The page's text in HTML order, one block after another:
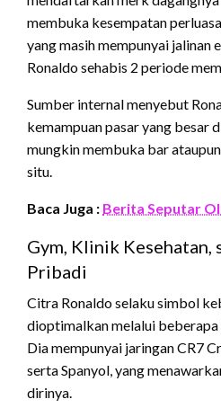
membuka kesempatan
yang masih mempunyai jalinan
Ronaldo sehabis 2 periode
Sumber internal menyebut
kemampuan pasar yang besar
mungkin membuka bar
situ.
Baca Juga : Berita Seputar
Gym, Klinik Kesehatan,
Pribadi
Citra Ronaldo selaku simbol
dioptimalkan melalui beberapa
Dia mempunyai jaringan CR7
serta Spanyol, yang
dirinya.